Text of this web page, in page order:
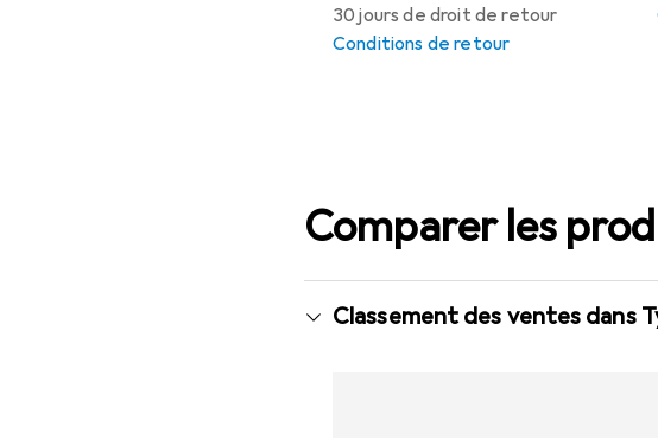
30 jours de droit de retour
Conditions de retour
Comparer les
Classement des ventes dans